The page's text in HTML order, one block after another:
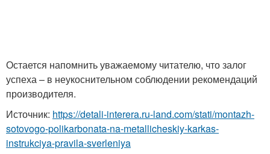
Остается напомнить уважаемому читателю, что залог
успеха – в неукоснительном соблюдении рекомендаций
производителя.
Источник: https://detali-interera.ru-land.com/stati/montazh-
sotovogo-polikarbonata-na-metallicheskiy-karkas-
instrukciya-pravila-sverleniya